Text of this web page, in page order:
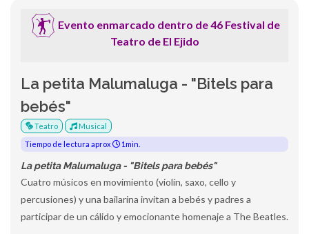
Evento enmarcado dentro de 46 Festival de
Teatro de El Ejido
La petita Malumaluga - "Bitels para
bebés"
Teatro
Musical
Tiempo de lectura aprox
1min.
La petita Malumaluga - "Bitels para bebés"
Cuatro músicos en movimiento (violín, saxo, cello y
percusiones) y una bailarina invitan a bebés y padres a
participar de un cálido y emocionante homenaje a The Beatles.